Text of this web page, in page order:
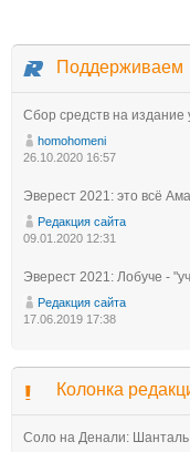
Поддерживаем
Сбор средств на издание
homohomeni
26.10.2020 16:57
Эверест 2021: это всё
Редакция сайта
09.01.2020 12:31
Эверест 2021: Лобуче -
Редакция сайта
17.06.2019 17:38
Колонка
Соло на Денали: Шанталь